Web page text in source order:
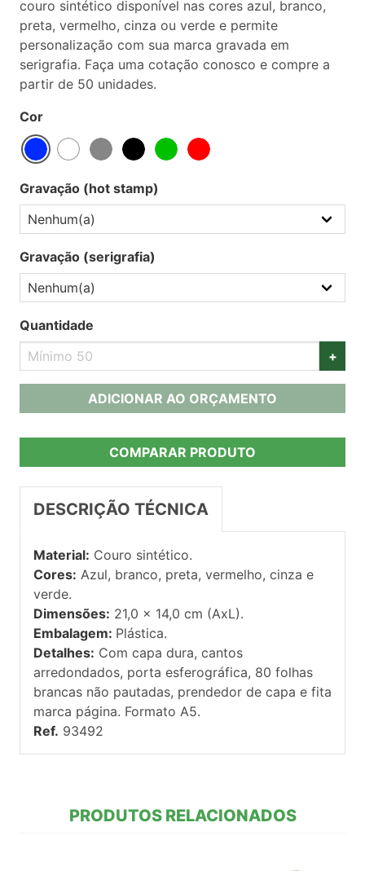
couro sintético disponível nas cores azul, branco,
preta, vermelho, cinza ou verde e permite
personalização com sua marca gravada em
serigrafia. Faça uma cotação conosco e compre a
partir de 50 unidades.
Cor
Gravação (hot stamp)
Gravação (serigrafia)
Quantidade
+
ADICIONAR AO ORÇAMENTO
COMPARAR PRODUTO
DESCRIÇÃO TÉCNICA
Material: Couro sintético.
Cores: Azul, branco, preta, vermelho, cinza e
verde.
Dimensões: 21,0 x 14,0 cm (AxL).
Embalagem: Plástica.
Detalhes: Com capa dura, cantos
arredondados, porta esferográfica, 80 folhas
brancas não pautadas, prendedor de capa e fita
marca página. Formato A5.
Ref. 93492
PRODUTOS RELACIONADOS